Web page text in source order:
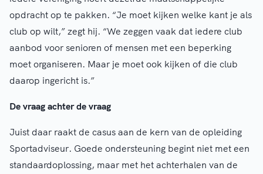
opdracht op te pakken. “Je moet kijken welke kant je als
club op wilt,” zegt hij. “We zeggen vaak dat iedere club
aanbod voor senioren of mensen met een beperking
moet organiseren. Maar je moet ook kijken of die club
daarop ingericht is.”
De vraag achter de vraag
Juist daar raakt de casus aan de kern van de opleiding
Sportadviseur. Goede ondersteuning begint niet met een
standaardoplossing, maar met het achterhalen van de